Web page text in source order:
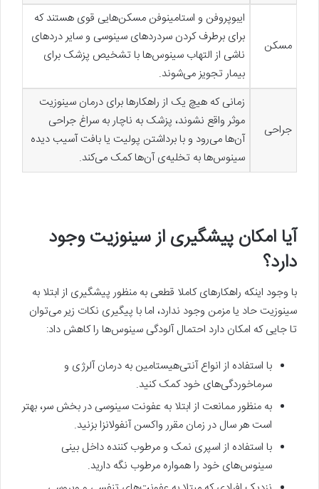
مسکن
ایبوپروفن و استامینوفن مسکن‌هایی قوی هستند که
برای برطرف کردن سردردهای سینوسی و سایر دردهای
ناشی از التهاب سینوس‌ها با تشخیص پزشک برای
بیمار تجویز می‌شوند.
جراحی
زمانی که هیچ یک از راهکارها برای درمان سینوزیت
موثر واقع نشوند، پزشک به ناچار به سراغ جراحی
آن‌ها می‌رود و با برداشتن پولیت یا بافت آسیب دیده
سینوس‌ها به تخلیه‌ی آن‌ها کمک می‌کند.
آیا امکان پیشگیری از سینوزیت وجود
دارد؟
با وجود اینکه راهکارهای کاملا قطعی به منظور پیشگیری از ابتلا به
سینوزیت حاد یا مزمن وجود ندارد، اما با پیگیری نکات زیر می‌توان
تا جایی که امکان دارد احتمال آلودگی سینوس‌ها را کاهش داد:
با استفاده از انواع آنتی‌هیستامین به درمان آلرژی و
سرماخوردگی‌های خود کمک کنید.
به منظور ممانعت از ابتلا به عفونت سینوسی در بخش سر، بهتر
است هر سال در زمان مقرر واکسن آنفولانزا بزنید.
با استفاده از اسپری نمک و مرطوب کننده داخل بینی
سینوس‌های خود را همواره مرطوب نگه دارید.